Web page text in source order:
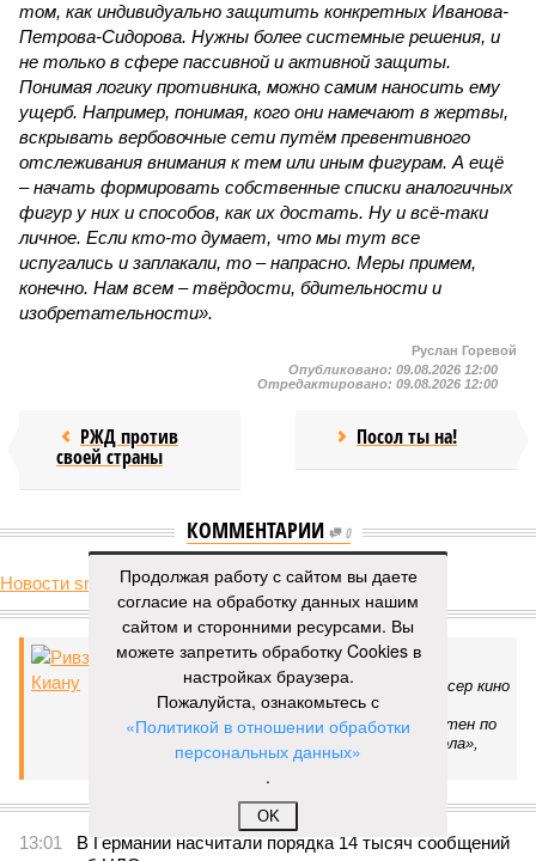
том, как индивидуально защитить конкретных Иванова-
Петрова-Сидорова. Нужны более системные решения, и
не только в сфере пассивной и активной защиты.
Понимая логику противника, можно самим наносить ему
ущерб. Например, понимая, кого они намечают в жертвы,
вскрывать вербовочные сети путём превентивного
отслеживания внимания к тем или иным фигурам. А ещё
– начать формировать собственные списки аналогичных
фигур у них и способов, как их достать. Ну и всё-таки
личное. Если кто-то думает, что мы тут все
испугались и заплакали, то – напрасно. Меры примем,
конечно. Нам всем – твёрдости, бдительности и
изобретательности».
Руслан Горевой
Опубликовано: 09.08.2026 12:00
Отредактировано: 09.08.2026 12:00
РЖД против
своей страны
Посол ты на!
КОММЕНТАРИИ 0
Новости smi2.ru
ДОСЬЕ
Ривз Киану
Американо-канадский актер, режиссер, продюсер кино
и музыкант. 31 января 2005 года получил на
Голливудской аллее славы свою звезду, известен по
фильмам «На гребне волны», «Адвокат дьявола»,
трилогии «Матрица».
ПОСЛЕДНИЕ НОВОСТИ
13:01
В Германии насчитали порядка 14 тысяч сообщений
Продолжая работу с сайтом вы даете
согласие на обработку данных нашим
сайтом и сторонними ресурсами. Вы
можете запретить обработку Cookies в
настройках браузера.
Пожалуйста, ознакомьтесь с
«Политикой в отношении обработки
персональных данных»
.
OK